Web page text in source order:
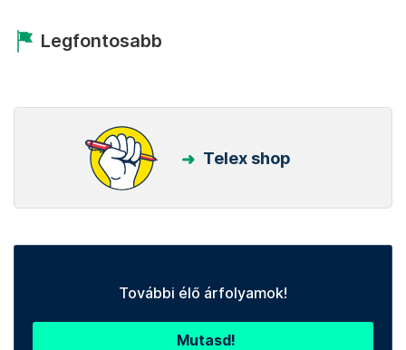
Legfontosabb
Telex shop
További élő árfolyamok!
Mutasd!